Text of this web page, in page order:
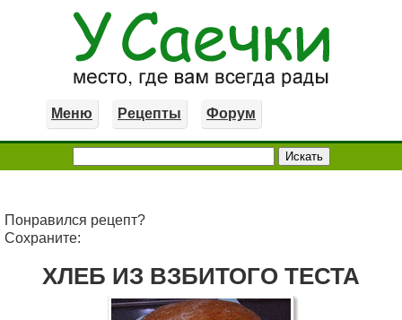
Меню Рецепты Форум
Понравился рецепт?
Сохраните:
ХЛЕБ ИЗ ВЗБИТОГО ТЕСТА